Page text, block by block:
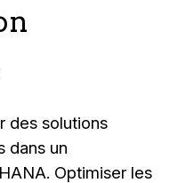
des solutions
dans un
Optimiser les